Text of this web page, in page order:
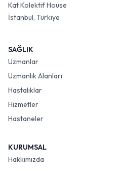
Kat Kolektif House
İstanbul, Türkiye
SAĞLIK
Uzmanlar
Uzmanlık Alanları
Hastalıklar
Hizmetler
Hastaneler
KURUMSAL
Hakkımızda